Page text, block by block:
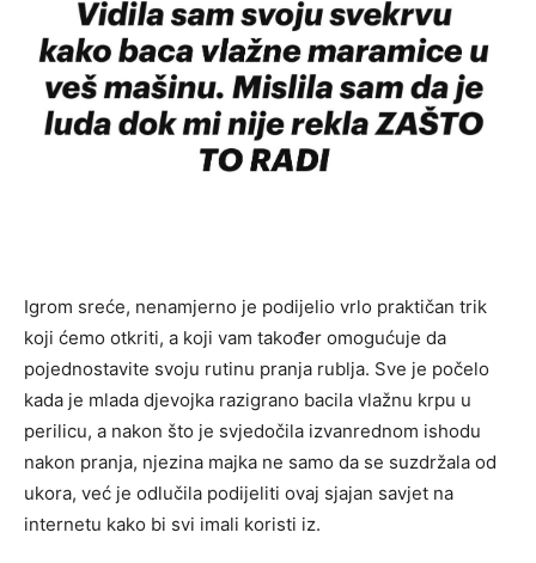
Igrom sreće, nenamjerno je podijelio vrlo praktičan trik
koji ćemo otkriti, a koji vam također omogućuje da
pojednostavite svoju rutinu pranja rublja. Sve je počelo
kada je mlada djevojka razigrano bacila vlažnu krpu u
perilicu, a nakon što je svjedočila izvanrednom ishodu
nakon pranja, njezina majka ne samo da se suzdržala od
ukora, već je odlučila podijeliti ovaj sjajan savjet na
internetu kako bi svi imali koristi iz.